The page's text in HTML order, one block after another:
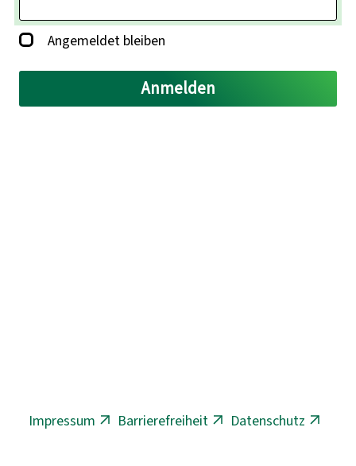
Angemeldet bleiben
Impressum Barrierefreiheit Datenschutz